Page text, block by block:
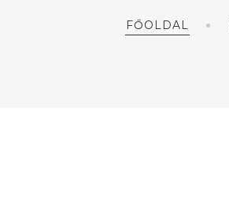
FŐOLDAL